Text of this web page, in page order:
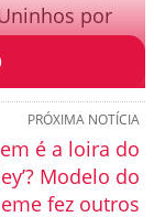
por
PRÓXIMA NOTÍCIA
é a loira do
Modelo do
fez outros